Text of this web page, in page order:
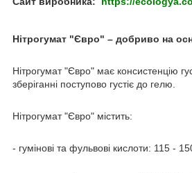
Нітрогумат "Євро" – добриво на
Нітрогумат "Євро" має консистенцію
зберіганні поступово густіє до гелю.
Нітрогумат "Євро" містить:
- гумінові та фульвові кислоти: 115 -